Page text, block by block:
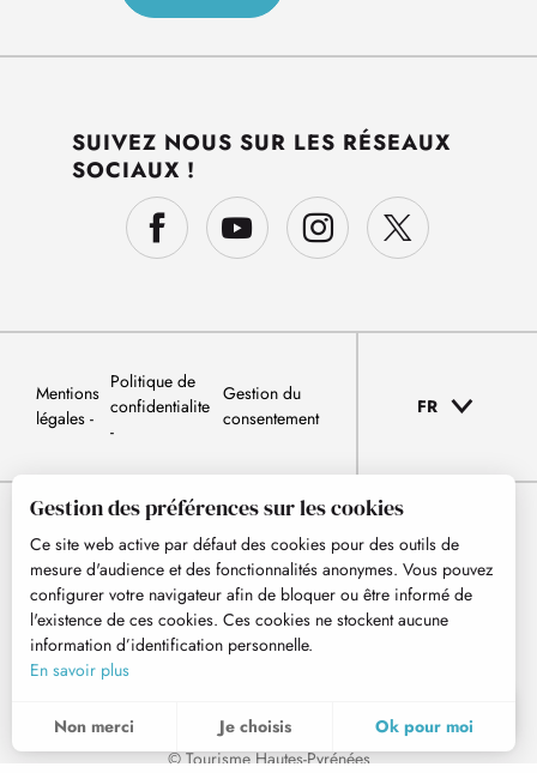
Voir les favoris
Recherche
SUIVEZ NOUS SUR LES RÉSEAUX
SOCIAUX !
Mentions
légales
Politique de
confidentialite
Gestion du
consentement
FR
© Tourisme Hautes-Pyrénées
Gestion des préférences sur les cookies
Ce site web active par défaut des cookies pour des outils de
mesure d'audience et des fonctionnalités anonymes. Vous pouvez
configurer votre navigateur afin de bloquer ou être informé de
l'existence de ces cookies. Ces cookies ne stockent aucune
information d’identification personnelle.
En savoir plus
Non merci Je choisis Ok pour moi